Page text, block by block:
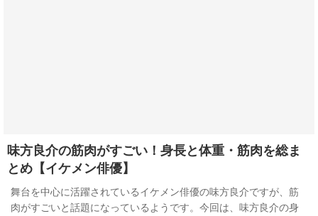
味方良介の筋肉がすごい！身長と体重・筋肉を総ま
とめ【イケメン俳優】
舞台を中心に活躍されているイケメン俳優の味方良介ですが、筋
肉がすごいと話題になっているようです。今回は、味方良介の身